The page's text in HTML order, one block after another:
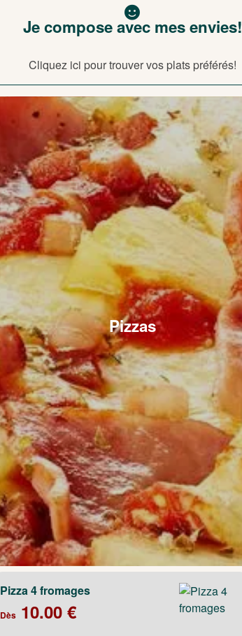
Je compose avec mes envies!
Cliquez ici pour trouver vos plats préférés!
Pizzas
Pizza 4 fromages
Dès10.00 €